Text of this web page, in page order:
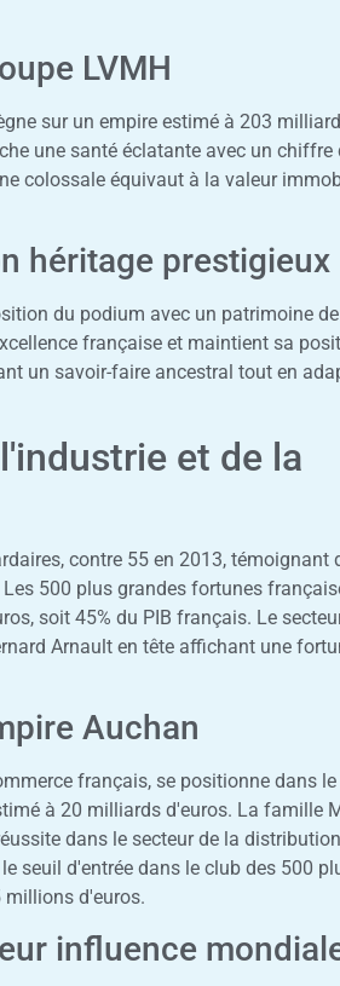
LVMH
sur un empire estimé à 203
une santé éclatante avec un
colossale équivaut à la valeur
héritage prestigieux
du podium avec un patrimoine
française et maintient sa
un savoir-faire ancestral tout en
et de la
contre 55 en 2013, témoignant
500 plus grandes fortunes
soit 45% du PIB français. Le
Arnault en tête affichant une
Auchan
français, se positionne dans
à 20 milliards d'euros. La famille
dans le secteur de la
seuil d'entrée dans le club des 500
d'euros.
influence